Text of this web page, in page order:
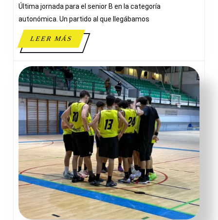
63
ALPESA
Última jornada para el senior B en la categoría
autonómica. Un partido al que llegábamos
LEER MÁSLEER
MÁS